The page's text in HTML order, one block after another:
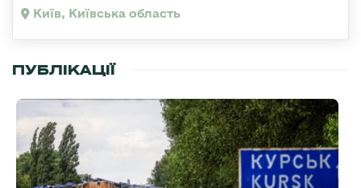
Київ, Київська область
ПУБЛІКАЦІЇ